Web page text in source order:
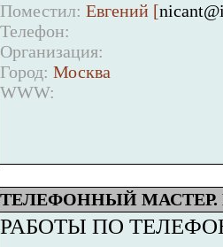
Поместил: Евгений [
Телефон:
Организация:
Город: Москва
WWW:
ТЕЛЕФОННЫЙ
РАБОТЫ ПО